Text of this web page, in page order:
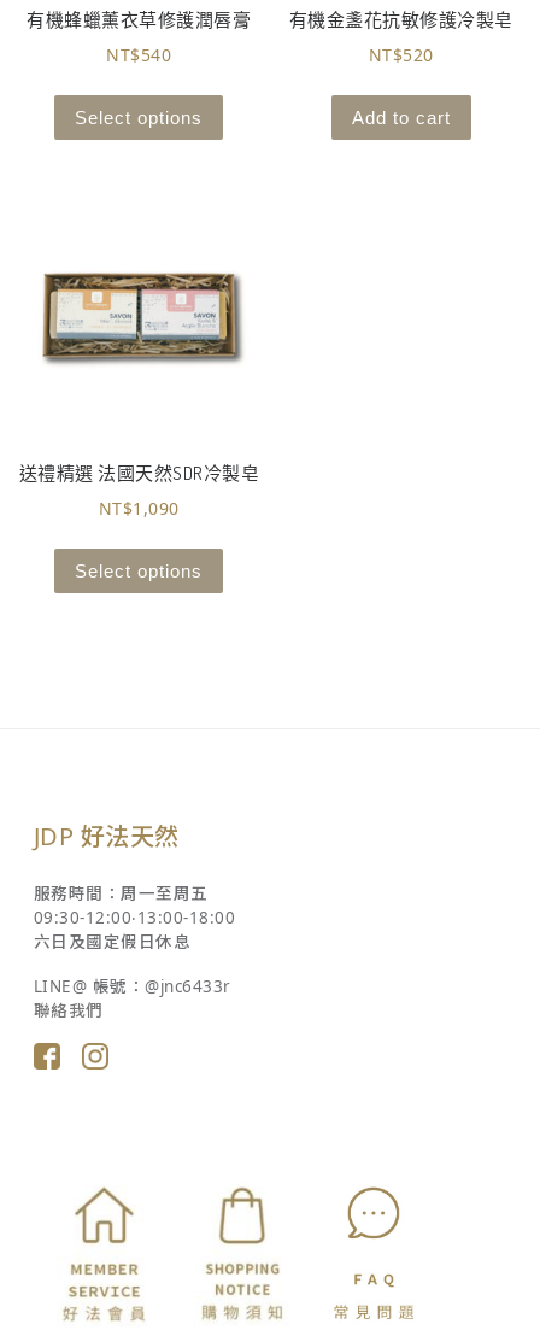
有機蜂蠟薰衣草修護潤唇膏
NT$540
Select options
有機金盞花抗敏修護冷製皂
NT$520
Add to cart
送禮精選 法國天然SDR冷製皂
NT$1,090
Select options
JDP 好法天然
服務時間：周一至周五
09:30-12:00‧13:00-18:00
六日及國定假日休息
LINE@ 帳號：@jnc6433r
聯絡我們